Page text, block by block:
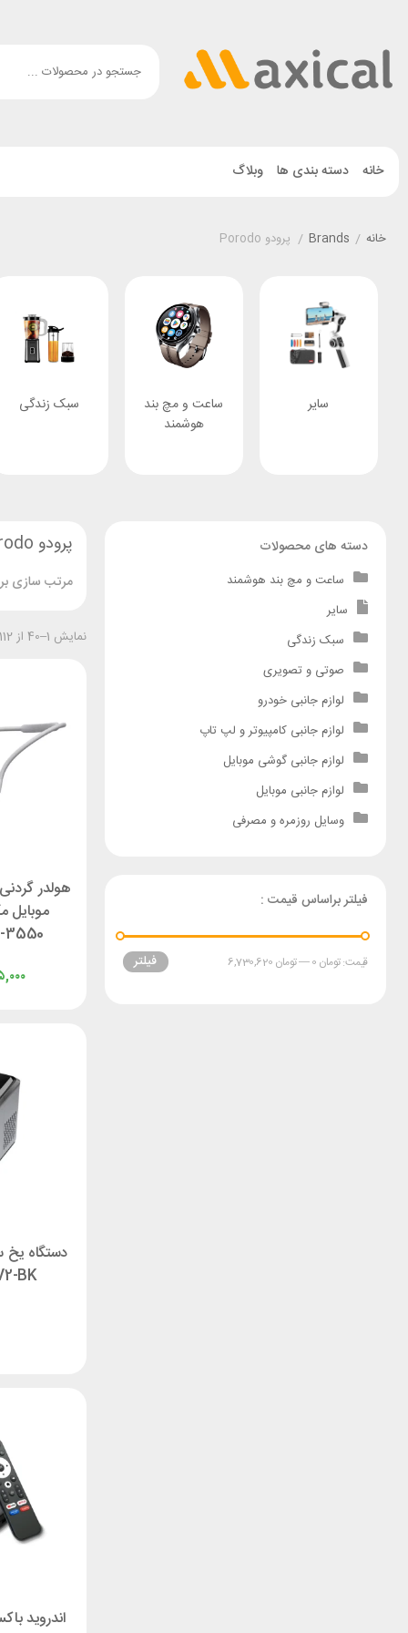
خانه دسته بندی ها وبلاگ
خانه /
Brands
/ پرودو Porodo
سایر
ساعت و مچ بند
هوشمند
سبک زندگی
پرودو Porodo
مرتب سازی
نمایش 1–40 از 112 نتیجه
هولدر
3550
BK
دسته های محصولات
ساعت و مچ بند هوشمند
سایر
سبک زندگی
صوتی و تصویری
لوازم جانبی خودرو
لوازم جانبی کامپیوتر و لپ تاپ
لوازم جانبی گوشی موبایل
لوازم جانبی موبایل
وسایل روزمره و مصرفی
فیلتر براساس قیمت :
فیلتر قیمت:تومان 0 —تومان 6,730,620